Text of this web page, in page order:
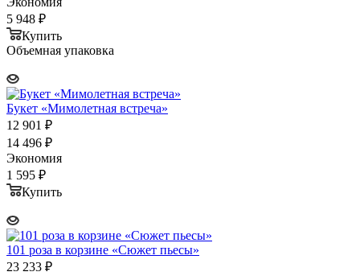
5 948 ₽
Купить
Объемная упаковка
Букет «Мимолетная встреча»
12 901 ₽
14 496 ₽
Экономия
1 595 ₽
Купить
101 роза в корзине «Сюжет пьесы»
23 233 ₽